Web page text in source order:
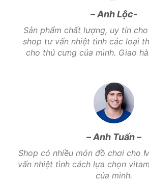
– Anh Lộc-
Sản phẩm chất lượng, uy tín
shop tư vấn nhiệt tình các loại
cho thú cưng của mình. Giao
– Anh Tuấn –
Shop có nhiều món đồ chơi cho
vấn nhiệt tình cách lựa chọn
của mình.